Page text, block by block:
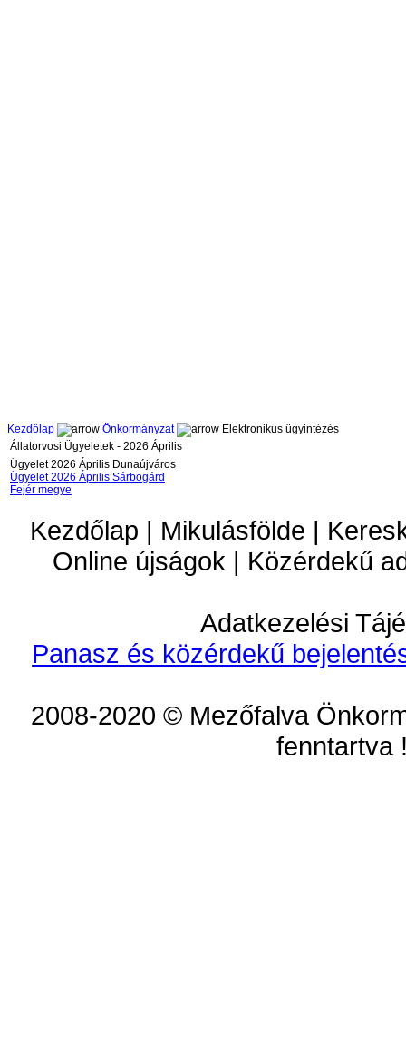
Kezdőlap Önkormányzat
Elektronikus ügyintézés
Állatorvosi Ügyeletek - 2026 Április
Ügyelet 2026 Április Dunaújváros
Ügyelet 2026 Április Sárbogárd
Fejér megye
Kezdőlap | Mikulásfölde |
Online újságok | Közérdekű
Adatkezelési
Panasz és közérdekű
2008-2020 © Mezőfalva
fenntartva